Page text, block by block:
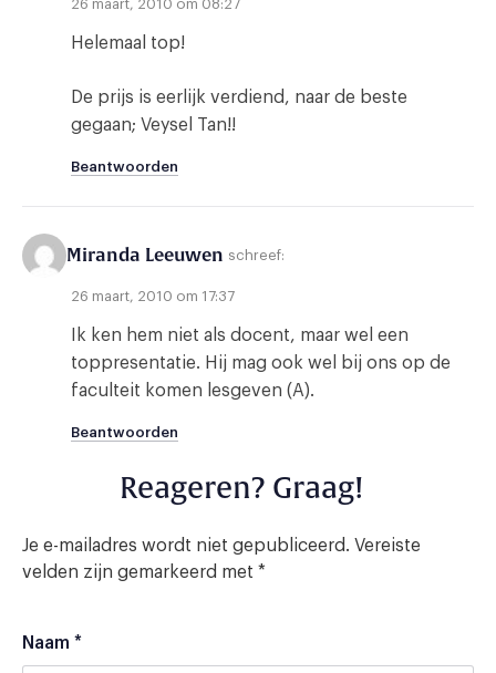
26 maart, 2010 om 08:27
Helemaal top!
De prijs is eerlijk verdiend, naar de beste
gegaan; Veysel Tan!!
Beantwoorden
Miranda Leeuwen schreef:
26 maart, 2010 om 17:37
Ik ken hem niet als docent, maar wel een
toppresentatie. Hij mag ook wel bij ons op de
faculteit komen lesgeven (A).
Beantwoorden
Reageren? Graag!
Je e-mailadres wordt niet gepubliceerd. Vereiste
velden zijn gemarkeerd met *
Naam *